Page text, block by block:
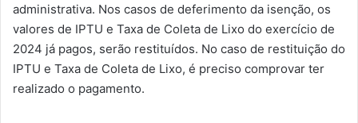
administrativa. Nos casos de deferimento da isenção, os
valores de IPTU e Taxa de Coleta de Lixo do exercício de
2024 já pagos, serão restituídos. No caso de restituição do
IPTU e Taxa de Coleta de Lixo, é preciso comprovar ter
realizado o pagamento.